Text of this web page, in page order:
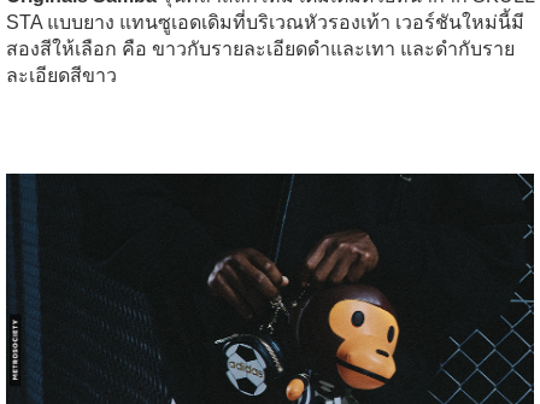
STA แบบยาง แทนซูเอดเดิมที่บริเวณหัวรองเท้า เวอร์ชันใหม่นี้มี
สองสีให้เลือก คือ ขาวกับรายละเอียดดำและเทา และดำกับราย
ละเอียดสีขาว